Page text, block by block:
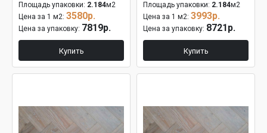
Площадь упаковки: 2.184м2
Цена за 1 м2: 3580р.
Цена за упаковку: 7819р.
Купить
Площадь упаковки: 2.184м2
Цена за 1 м2: 3993р.
Цена за упаковку: 8721р.
Купить